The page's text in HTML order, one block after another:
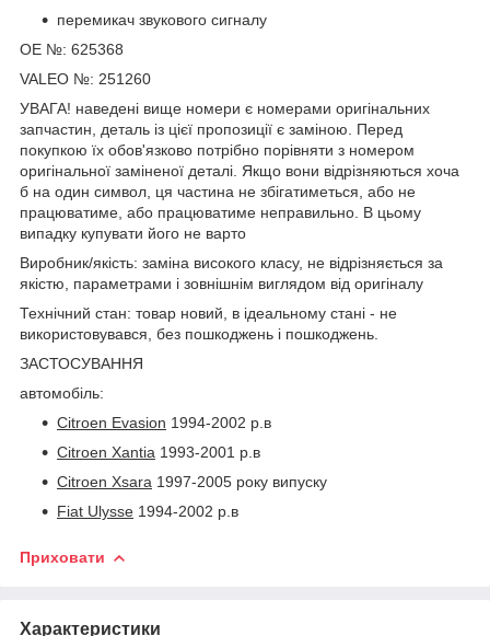
перемикач звукового сигналу
OE №: 625368
VALEO №: 251260
УВАГА! наведені вище номери є номерами оригінальних
запчастин, деталь із цієї пропозиції є заміною. Перед
покупкою їх обов'язково потрібно порівняти з номером
оригінальної заміненої деталі. Якщо вони відрізняються хоча
б на один символ, ця частина не збігатиметься, або не
працюватиме, або працюватиме неправильно. В цьому
випадку купувати його не варто
Виробник/якість: заміна високого класу, не відрізняється за
якістю, параметрами і зовнішнім виглядом від оригіналу
Технічний стан: товар новий, в ідеальному стані - не
використовувався, без пошкоджень і пошкоджень.
ЗАСТОСУВАННЯ
автомобіль:
Citroen Evasion 1994-2002 р.в
Citroen Xantia 1993-2001 р.в
Citroen Xsara 1997-2005 року випуску
Fiat Ulysse 1994-2002 р.в
Приховати
Характеристики